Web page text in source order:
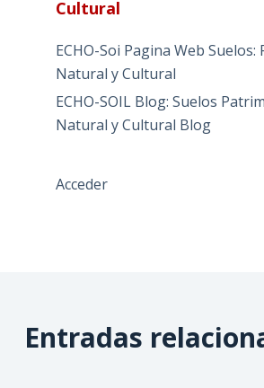
Cultural
ECHO-Soi Pagina Web
Natural y Cultural
ECHO-SOIL Blog: Suelos
Natural y Cultural Blog
Acceder
Entradas